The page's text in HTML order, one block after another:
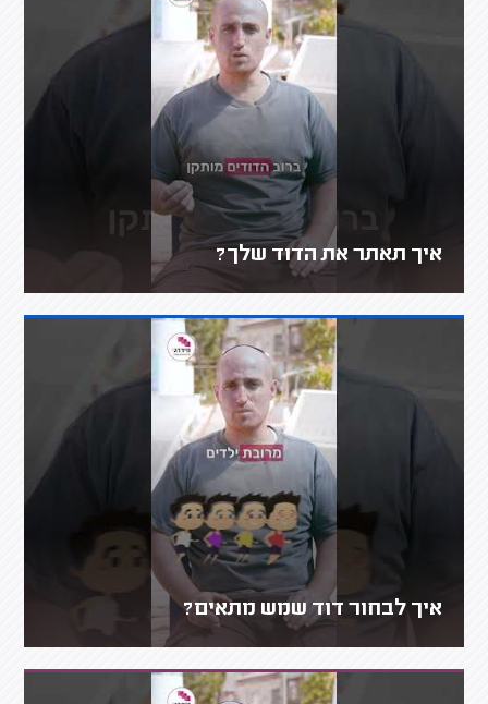
איך תאתר את הדוד שלך?
איך לבחור דוד שמש מתאים?